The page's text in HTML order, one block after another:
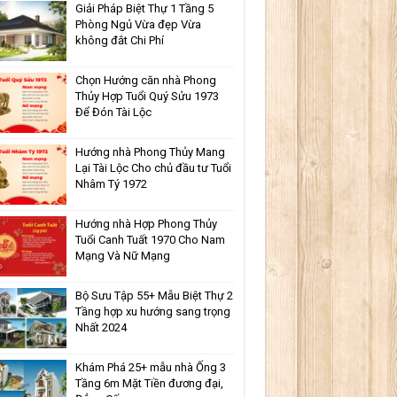
Giải Pháp Biệt Thự 1 Tầng 5
Phòng Ngủ Vừa đẹp Vừa
không đắt Chi Phí
Chọn Hướng căn nhà Phong
Thủy Hợp Tuổi Quý Sửu 1973
Để Đón Tài Lộc
Hướng nhà Phong Thủy Mang
Lại Tài Lộc Cho chủ đầu tư Tuổi
Nhâm Tý 1972
Hướng nhà Hợp Phong Thủy
Tuổi Canh Tuất 1970 Cho Nam
Mạng Và Nữ Mạng
Bộ Sưu Tập 55+ Mẫu Biệt Thự 2
Tầng hợp xu hướng sang trọng
Nhất 2024
Khám Phá 25+ mẫu nhà Ống 3
Tầng 6m Mặt Tiền đương đại,